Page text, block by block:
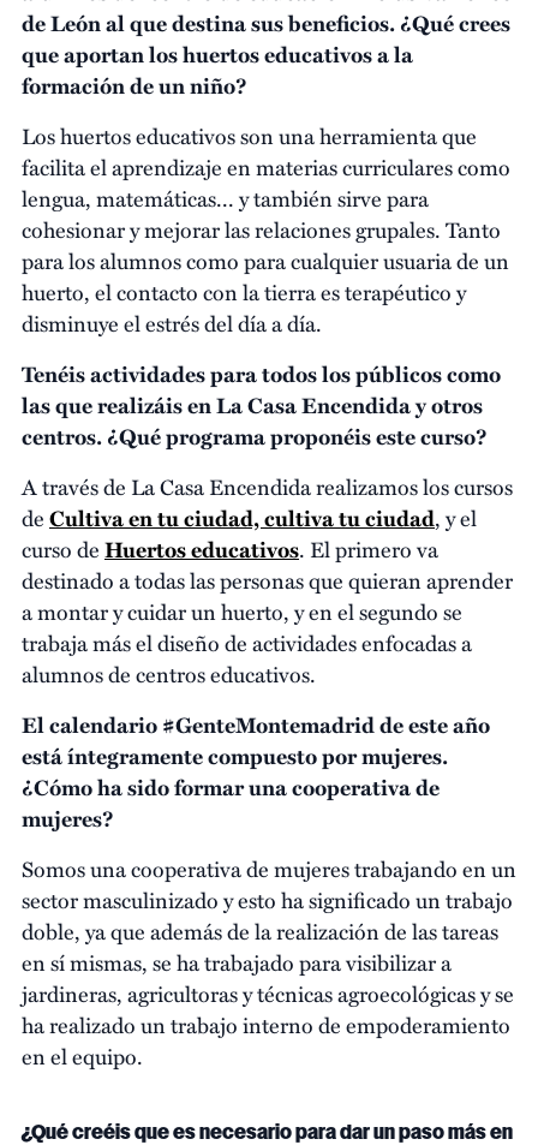
de León al que destina sus beneficios. ¿Qué crees
que aportan los huertos educativos a la
formación de un niño?
Los huertos educativos son una herramienta que
facilita el aprendizaje en materias curriculares como
lengua, matemáticas... y también sirve para
cohesionar y mejorar las relaciones grupales. Tanto
para los alumnos como para cualquier usuaria de un
huerto, el contacto con la tierra es terapéutico y
disminuye el estrés del día a día.
Tenéis actividades para todos los públicos como
las que realizáis en La Casa Encendida y otros
centros. ¿Qué programa proponéis este curso?
A través de La Casa Encendida realizamos los cursos
deCultiva en tu ciudad, cultiva tu ciudad, y el
curso deHuertos educativos. El primero va
destinado a todas las personas que quieran aprender
a montar y cuidar un huerto, y en el segundo se
trabaja más el diseño de actividades enfocadas a
alumnos de centros educativos.
El calendario #GenteMontemadrid de este año
está íntegramente compuesto por mujeres.
¿Cómo ha sido formar una cooperativa de
mujeres?
Somos una cooperativa de mujeres trabajando en un
sector masculinizado y esto ha significado un trabajo
doble, ya que además de la realización de las tareas
en sí mismas, se ha trabajado para visibilizar a
jardineras, agricultoras y técnicas agroecológicas y se
ha realizado un trabajo interno de empoderamiento
en el equipo.
¿Qué creéis que es necesario para dar un paso más en